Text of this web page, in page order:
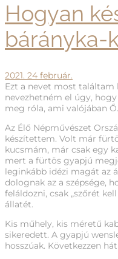
Hogyan
bárányka-
2021. 24 február.
Ezt a nevet most
nevezhetném el úgy,
meg róla, ami valójában Ő.
Az Élő Népművészet
készítettem. Volt már
kucsmám, már csak egy
mert a fürtös gyapjú
leginkább idézi magát az
dolognak az a szépsége,
feláldozni, csak „szőrét
állatét.
Kis műhely, kis méretű
sikeredett. A gyapjú
hosszúak. Következzen